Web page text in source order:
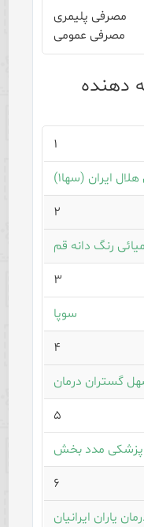
مصرفی پلیمری
مصرفی عمومی
دهنده
۱
ایران (سها۱)
۲
رنگ دانه قم
۳
سوپا
۴
گستران درمان
۵
پزشکی مدد بخش
۶
یاران ایرانیان